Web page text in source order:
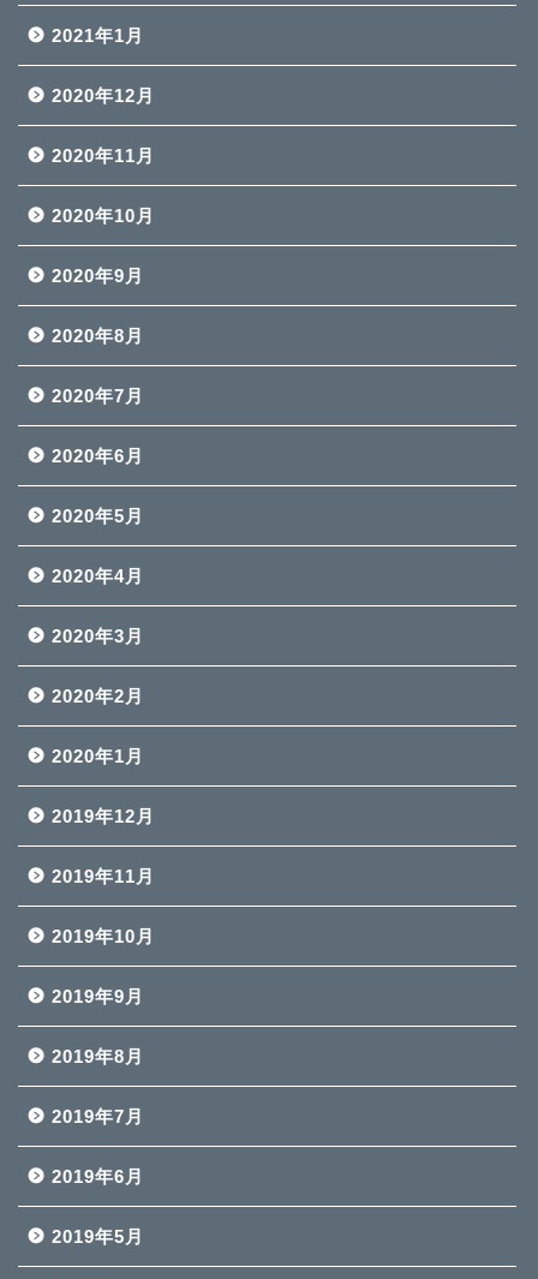
2021年1月
2020年12月
2020年11月
2020年10月
2020年9月
2020年8月
2020年7月
2020年6月
2020年5月
2020年4月
2020年3月
2020年2月
2020年1月
2019年12月
2019年11月
2019年10月
2019年9月
2019年8月
2019年7月
2019年6月
2019年5月